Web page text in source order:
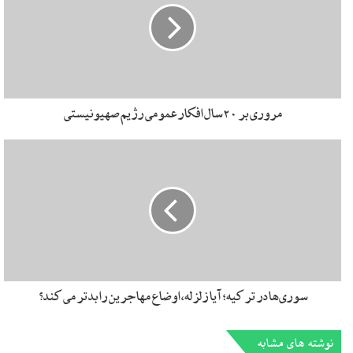
اولین مقدمه اش این است که مسلمانان نمی توانند خارج از نظم
ساختار معادلات قدرت در جهان دست به تشکیل دولت بزنند. مگر
اینکه بگویند ما می خواهیم برویم پشت یک کوهی بدون رابطه با
هیچ دولت ملتی، خودمان یک دولت تشکیل دهیم. یعنی یک نگاه
دارد مسلمانان و غیر مسلمانان اگر بخواهند دولت درست کنند
ناچارند دولت مدرن درست کنند، یعنی باید در زیرمجموعه
مدرنیسم دولت درست کنند. پس این مقدمه اولش است که ما
منظومه دولتی و سیاسی جهانی کار کنیم. هیمنه دولت مدرن
مروری بر 20 سال افکار عمومی رژیم صهیونیستی
سوری‌ها در ترکیه؛ آیا زلزله، اوضاع مهاجرین را بدتر می‌کند؟
نوشته های مشابه